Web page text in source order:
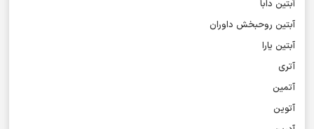
آبتین دابا
آبتین روحبخش داوران
آبتین یارا
آتری
آتمین
آتوین